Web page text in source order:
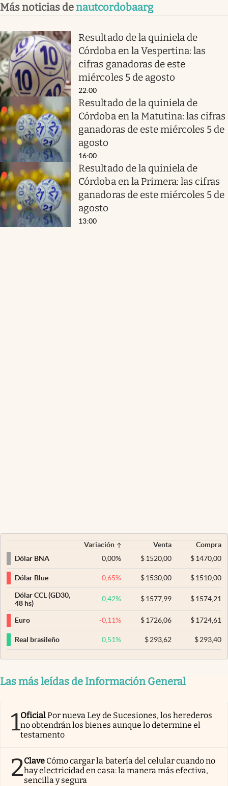
Más noticias denautcordobaarg
Resultado de la quiniela de
Córdoba en la Vespertina: las
cifras ganadoras de este
miércoles 5 de agosto
22:00
Resultado de la quiniela de
Córdoba en la Matutina: las cifras
ganadoras de este miércoles 5 de
agosto
16:00
Resultado de la quiniela de
Córdoba en la Primera: las cifras
ganadoras de este miércoles 5 de
agosto
13:00
Variación Venta
Compra
Dólar BNA
0,00% $ 1520,00 $1470,00
Dólar Blue -0,65% $ 1530,00 $1510,00
Dólar CCL (GD30,
48 hs)
0,42% $ 1577,99 $1574,21
Euro -0,11% $ 1726,06 $1724,61
Real brasileño 0,51% $ 293,62 $293,40
Las más leídas de Información General
1OficialPor nueva Ley de Sucesiones, los herederos
no obtendrán los bienes aunque lo determine el
testamento
2Clave Cómo cargar la batería del celular cuando no
hay electricidad en casa: la manera más efectiva,
sencilla y segura